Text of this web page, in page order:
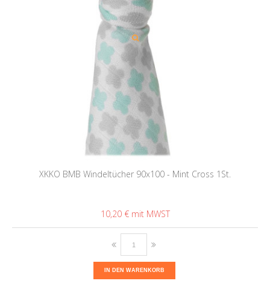
XKKO BMB Windeltücher 90x100 - Mint Cross 1St.
10,20 €
IN DEN WARENKORB